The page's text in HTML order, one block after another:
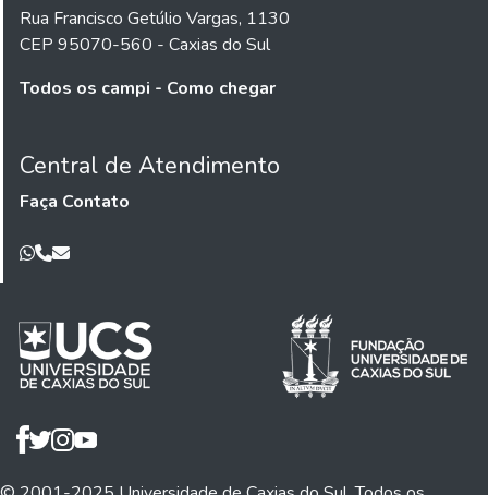
Rua Francisco Getúlio Vargas, 1130
CEP 95070-560 - Caxias do Sul
Todos os campi - Como chegar
Central de Atendimento
Faça Contato